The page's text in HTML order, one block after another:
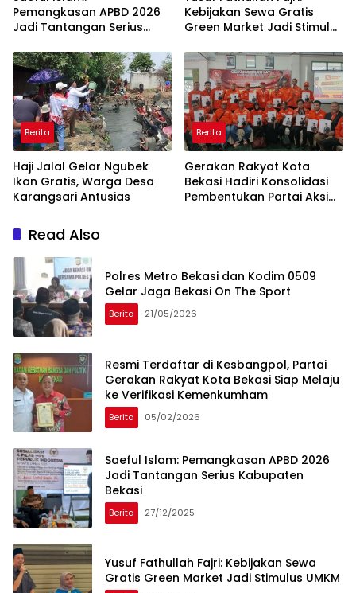
Pemangkasan APBD 2026
Jadi Tantangan Serius
Kebijakan Sewa Gratis
Green Market Jadi Stimulus
Berita
Haji Jalal Gelar Ngubek
Ikan Gratis, Warga Desa
Karangsari Antusias
Berita
Gerakan Rakyat Kota
Bekasi Hadiri Konsolidasi
Pembentukan Partai Aksi
Read Also
Polres Metro Bekasi dan Kodim 0509
Gelar Jaga Bekasi On The Sport
Berita 21/05/2026
Resmi Terdaftar di Kesbangpol, Partai
Gerakan Rakyat Kota Bekasi Siap Melaju
ke Verifikasi Kemenkumham
Berita 05/02/2026
Saeful Islam: Pemangkasan APBD 2026
Jadi Tantangan Serius Kabupaten
Bekasi
Berita 27/12/2025
Yusuf Fathullah Fajri: Kebijakan Sewa
Gratis Green Market Jadi Stimulus UMKM